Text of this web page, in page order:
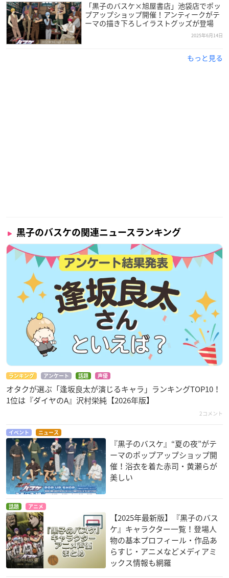
「黒子のバスケ×旭屋書店」池袋店でポッ
プアップショップ開催！アンティークがテ
ーマの描き下ろしイラストグッズが登場
2025年6月14日
もっと見る
黒子のバスケの関連ニュースランキング
ランキング アンケート 話題 声優
オタクが選ぶ「逢坂良太が演じるキャラ」ランキングTOP10！
1位は『ダイヤのA』沢村栄純【2026年版】
2コメント
イベント ニュース
『黒子のバスケ』“夏の夜”がテ
ーマのポップアップショップ開
催！浴衣を着た赤司・黄瀬らが
美しい
話題 アニメ
【2025年最新版】『黒子のバス
ケ』キャラクター一覧！登場人
物の基本プロフィール・作品あ
らすじ・アニメなどメディアミ
ックス情報も網羅